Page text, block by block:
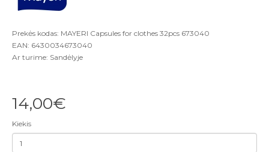
Prekės kodas: MAYERI Capsules for clothes 32pcs 673040
EAN: 6430034673040
Ar turime: Sandėlyje
14,00€
Kiekis